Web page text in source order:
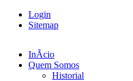
Login
Sitemap
InÃ­cio
Quem Somos
Historial